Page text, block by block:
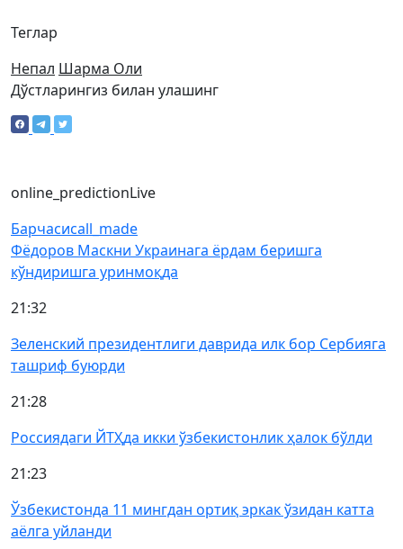
Теглар
Непал Шарма Оли
Дўстларингиз билан улашинг
online_predictionLive
Барчасиcall_made
Фёдоров Маскни Украинага ёрдам беришга
кўндиришга уринмоқда
21:32
Зеленский президентлиги даврида илк бор Сербияга
ташриф буюрди
21:28
Россиядаги ЙТҲда икки ўзбекистонлик ҳалок бўлди
21:23
Ўзбекистонда 11 мингдан ортиқ эркак ўзидан катта
аёлга уйланди